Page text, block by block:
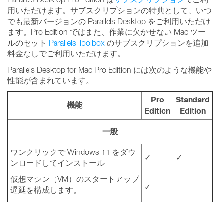
用いただけます。サブスクリプションの特典として、いつ
でも最新バージョンの Parallels Desktop をご利用いただけ
ます。Pro Edition ではまた、作業に欠かせない Mac ツー
ルのセット Parallels Toolbox のサブスクリプションを追加
料金なしでご利用いただけます。
Parallels Desktop for Mac Pro Edition には次のような機能や
性能が含まれています。
機能
Pro
Edition
Standard
Edition
一般
ワンクリックで Windows 11 をダウ
ンロードしてインストール
✓ ✓
仮想マシン（VM）のスタートアップ
遅延を構成します。
✓